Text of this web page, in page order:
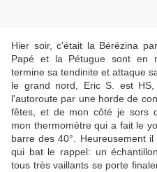
Hier soir, c'était la Bérézina
Papé et la Pétugue sont en
termine sa tendinite et attaque
le grand nord, Eric S. est
l'autoroute par une horde de
fêtes, et de mon côté je sors
mon thermomètre qui a fait le
barre des 40°. Heureusement
qui bat le rappel: un
tous très vaillants se porte